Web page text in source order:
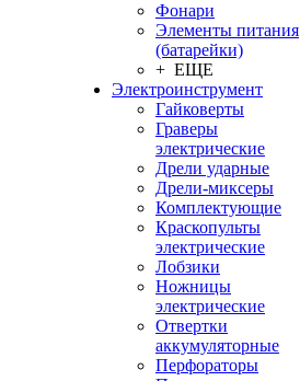
Фонари
Элементы питания
(батарейки)
+ ЕЩЕ
Электроинструмент
Гайковерты
Граверы
электрические
Дрели ударные
Дрели-миксеры
Комплектующие
Краскопульты
электрические
Лобзики
Ножницы
электрические
Отвертки
аккумуляторные
Перфораторы